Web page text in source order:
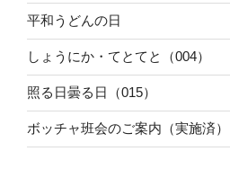
平和うどんの日
しょうにか・てとてと（004）
照る日曇る日（015）
ボッチャ班会のご案内（実施済）